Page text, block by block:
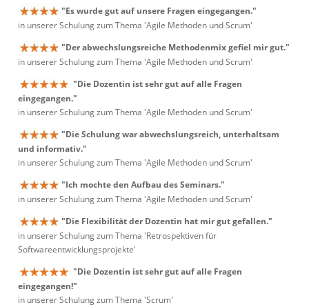
"Es wurde gut auf unsere Fragen eingegangen."
in unserer Schulung zum Thema 'Agile Methoden und Scrum'
"Der abwechslungsreiche Methodenmix gefiel mir gut."
in unserer Schulung zum Thema 'Agile Methoden und Scrum'
"Die Dozentin ist sehr gut auf alle Fragen
eingegangen."
in unserer Schulung zum Thema 'Agile Methoden und Scrum'
"Die Schulung war abwechslungsreich, unterhaltsam
und informativ."
in unserer Schulung zum Thema 'Agile Methoden und Scrum'
"Ich mochte den Aufbau des Seminars."
in unserer Schulung zum Thema 'Agile Methoden und Scrum'
"Die Flexibilität der Dozentin hat mir gut gefallen."
in unserer Schulung zum Thema 'Retrospektiven für
Softwareentwicklungsprojekte'
"Die Dozentin ist sehr gut auf alle Fragen
eingegangen!"
in unserer Schulung zum Thema 'Scrum'